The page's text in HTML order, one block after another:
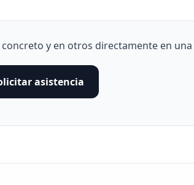
y en otros directamente en
asistencia